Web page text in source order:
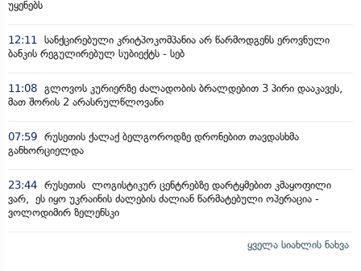
უყენებს
12:11
სანქცირებული კრიტპოკომპანია არ წარმოდგენს ეროვნული
ბანკის რეგულირებულ სუბიექტს - სებ
11:08 გლოვოს კურიერზე ძალადობის ბრალდებით 3 პირი დააკავეს,
მათ შორის 2 არასრულწლოვანი
07:59 რუსეთის ქალაქ ბელგოროდზე დრონებით თავდასხმა
განხორციელდა
23:44 რუსეთის ლოგისტიკურ ცენტრებზე დარტყმებით კმაყოფილი
ვარ, ეს იყო უკრაინის ძალების ძალიან წარმატებული ოპერაცია -
ვოლოდიმირ ზელენსკი
ყველა სიახლის ნახვა